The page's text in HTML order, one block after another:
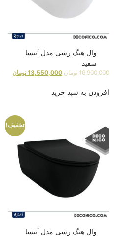
وال هنگ رسی مدل آنیسا
سفید
16,900,000 تومان 13,550,000 تومان
افزودن به سبد خرید
تخفیف!
وال هنگ رسی مدل آنیسا